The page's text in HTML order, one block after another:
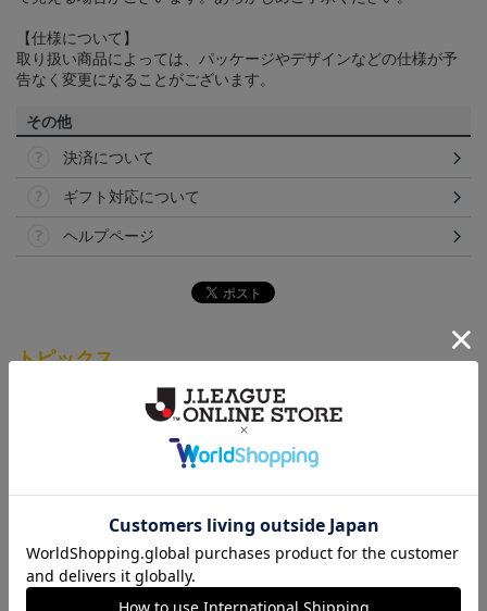
【仕様について】
取り扱い商品によっては、パッケージやデザインなどの仕様が予
告なく変更になることがございます。
その他
決済について
ギフト対応について
ヘルプページ
トピックス
チームマスコットグッズは、サポーターやファン必
見！今すぐチェックしてみてください！
仙台
ベガルタ仙台のスクール生向けのグッズを取り扱い
しております！